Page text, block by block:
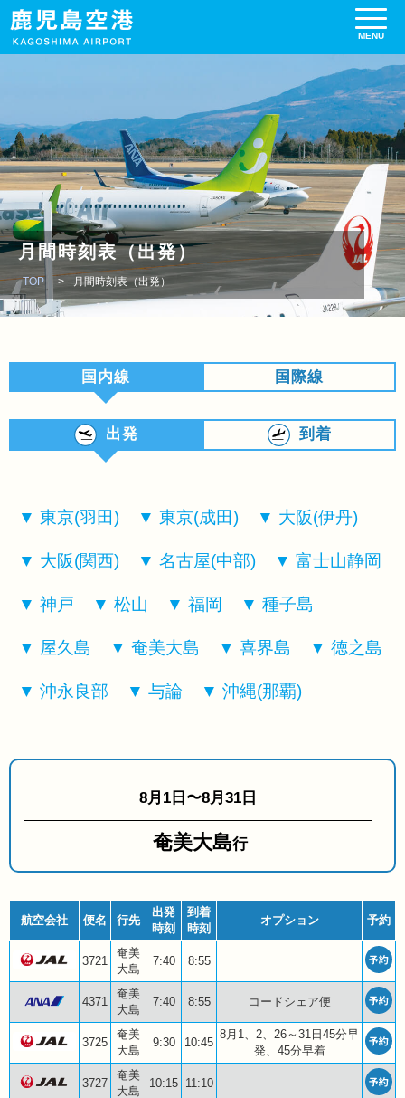
月間時刻表（出発）
TOP 月間時刻表（出発）
国内線 国際線
出発 到着
東京(羽田) 東京(成田) 大阪(伊丹)
大阪(関西) 名古屋(中部) 富士山静岡
神戸 松山 福岡 種子島
屋久島 奄美大島 喜界島 徳之島
沖永良部 与論 沖縄(那覇)
8月1日〜8月31日
奄美大島行
航空会社 便名 行先
出発
時刻
到着
時刻
オプション 予約
3721
奄美
大島
7:40 8:55
4371
奄美
大島
7:40 8:55 コードシェア便
3725
奄美
大島
9:30 10:45
8月1、2、26～31日45分早
発、45分早着
3727
奄美
大島
10:15 11:10